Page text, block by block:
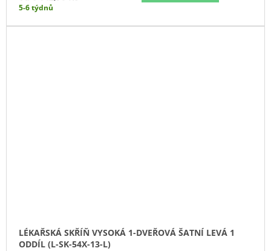
5-6 týdnů
LÉKAŘSKÁ SKŘÍŇ VYSOKÁ 1-DVEŘOVÁ ŠATNÍ LEVÁ 1
ODDÍL (L-SK-54X-13-L)